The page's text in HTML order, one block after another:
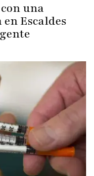
una
Escaldes